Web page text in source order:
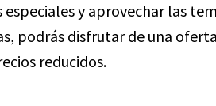
y aprovechar las
podrás disfrutar de una
reducidos.